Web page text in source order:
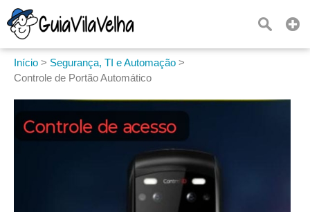
Início > Segurança, TI e Automação >
Controle de Portão Automático